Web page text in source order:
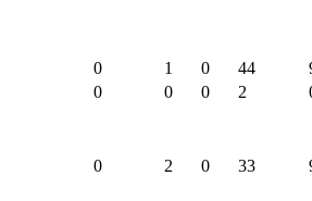
0 1 0 44
0 0 0 2
0 2 0 33